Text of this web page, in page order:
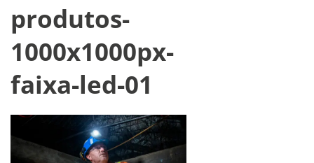
produtos-
1000x1000px-
faixa-led-01